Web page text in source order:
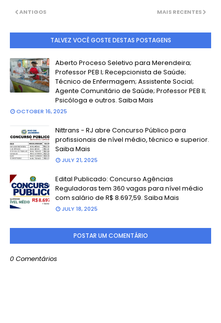
MAIS RECENTES
ANTIGOS
TALVEZ VOCÊ GOSTE DESTAS POSTAGENS
Aberto Proceso Seletivo para Merendeira;
Professor PEB I; Recepcionista de Saúde;
Técnico de Enfermagem; Assistente Social;
Agente Comunitário de Saúde; Professor PEB II;
Psicóloga e outros. Saiba Mais
OCTOBER 16, 2025
Nittrans - RJ abre Concurso Público para
profissionais de nível médio, técnico e superior.
Saiba Mais
JULY 21, 2025
Edital Publicado: Concurso Agências
Reguladoras tem 360 vagas para nível médio
com salário de R$ 8.697,59. Saiba Mais
JULY 18, 2025
POSTAR UM COMENTÁRIO
0 Comentários